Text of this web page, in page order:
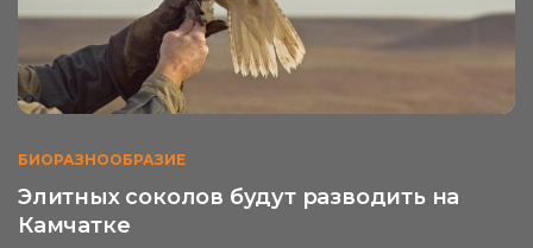
БИОРАЗНООБРАЗИЕ
Элитных соколов будут разводить на
Камчатке